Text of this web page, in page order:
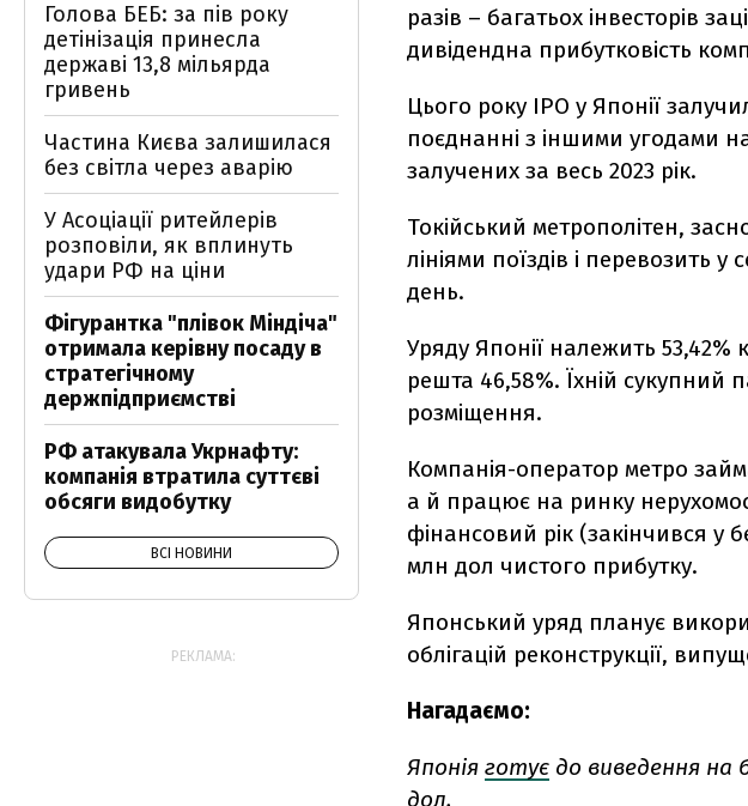
разів – багатьох інвесторів
дивідендна прибутковість
Цього року IPO у Японії
поєднанні з іншими угодами
залучених за весь 2023 рік.
Токійський метрополітен,
лініями поїздів і перевозить
день.
Уряду Японії належить 53,42%
решта 46,58%. Їхній сукупний
розміщення.
Компанія-оператор метро
а й працює на ринку
фінансовий рік (закінчився у
млн дол чистого прибутку.
Японський уряд планує
облігацій реконструкції,
Нагадаємо:
Японія готує до виведення на
дол.
Голова БЕБ: за пів року
детінізація принесла
державі 13,8 мільярда
гривень
Частина Києва залишилася
без світла через аварію
У Асоціації ритейлерів
розповіли, як вплинуть
удари РФ на ціни
Фігурантка "плівок Міндіча"
отримала керівну посаду в
стратегічному
держпідприємстві
РФ атакувала Укрнафту:
компанія втратила суттєві
обсяги видобутку
ВСІ НОВИНИ
РЕКЛАМА: